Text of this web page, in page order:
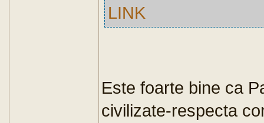
LINK
Este foarte bine ca
civilizate-respecta